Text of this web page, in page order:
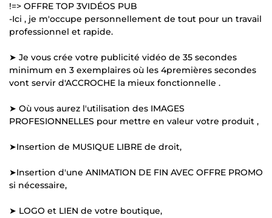
!=> OFFRE TOP 3VIDÉOS PUB
-Ici , je m'occupe personnellement de tout pour un travail
professionnel et rapide.
➤ Je vous crée votre publicité vidéo de 35 secondes
minimum en 3 exemplaires où les 4premières secondes
vont servir d'ACCROCHE la mieux fonctionnelle .
➤ Où vous aurez l'utilisation des IMAGES
PROFESIONNELLES pour mettre en valeur votre produit ,
➤Insertion de MUSIQUE LIBRE de droit,
➤Insertion d'une ANIMATION DE FIN AVEC OFFRE PROMO
si nécessaire,
➤ LOGO et LIEN de votre boutique,